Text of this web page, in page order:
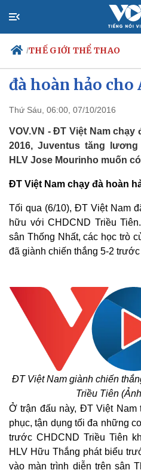
/THẾ GIỚI THỂ THAO
Chính trị
Đảng
Tổ chức nhân sự
Quốc hội
đà hoàn hảo cho
Thứ Sáu, 06:00, 07/10/2016
VOV.VN - ĐT Việt Nam
2016, Juventus tăng
HLV Jose Mourinho muốn
ĐT Việt Nam chạy đà hoàn
Tối qua (6/10), ĐT Việt Nam
hữu với CHDCND Triều
sân Thống Nhất, các học trò
đã giành chiến thắng 5-2
ĐT Việt Nam giành chiến
Triều Tiên
Ở trận đấu này, ĐT Việt Nam
phục, tận dụng tối đa những
trước CHDCND Triều Tiên
HLV Hữu Thắng phát biểu
vào màn trình diễn trên sân